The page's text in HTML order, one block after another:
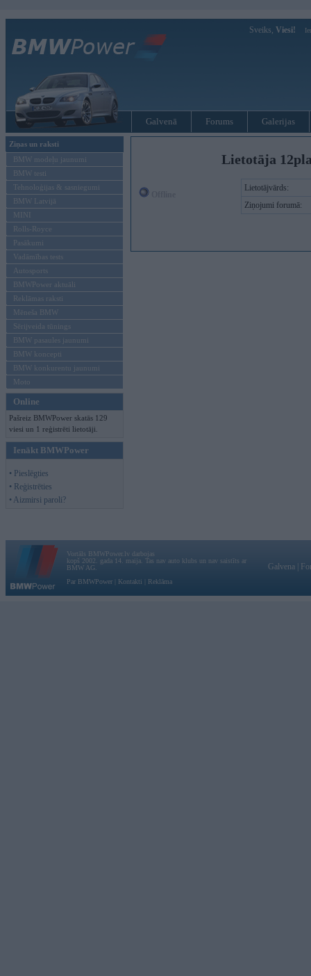
Sveiks, Viesi!
Galvenā Forums Galerijas
Ziņas un raksti
BMW modeļu jaunumi
BMW testi
Tehnoloģijas & sasniegumi
BMW Latvijā
MINI
Rolls-Royce
Pasākumi
Vadāmības tests
Autosports
BMWPower aktuāli
Reklāmas raksti
Mēneša BMW
Sērijveida tūnings
BMW pasaules jaunumi
BMW koncepti
BMW konkurentu jaunumi
Moto
Online
Pašreiz BMWPower skatās 129
viesi un 1 reģistrēti lietotāji.
Ienākt BMWPower
• Pieslēgties
• Reģistrēties
• Aizmirsi paroli?
Lietotāja
Lietotājvārds:
Ziņojumi forumā:
Vortāls BMWPower.lv darbojas
kopš 2002. gada 14. maija. Tas nav auto klubs un nav saistīts ar
BMW AG.
Par BMWPower
Kontakti Reklāma
Galvena